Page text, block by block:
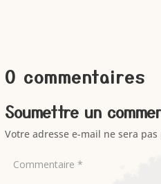
0 commentaires
Soumettre un
Votre adresse e-mail ne sera